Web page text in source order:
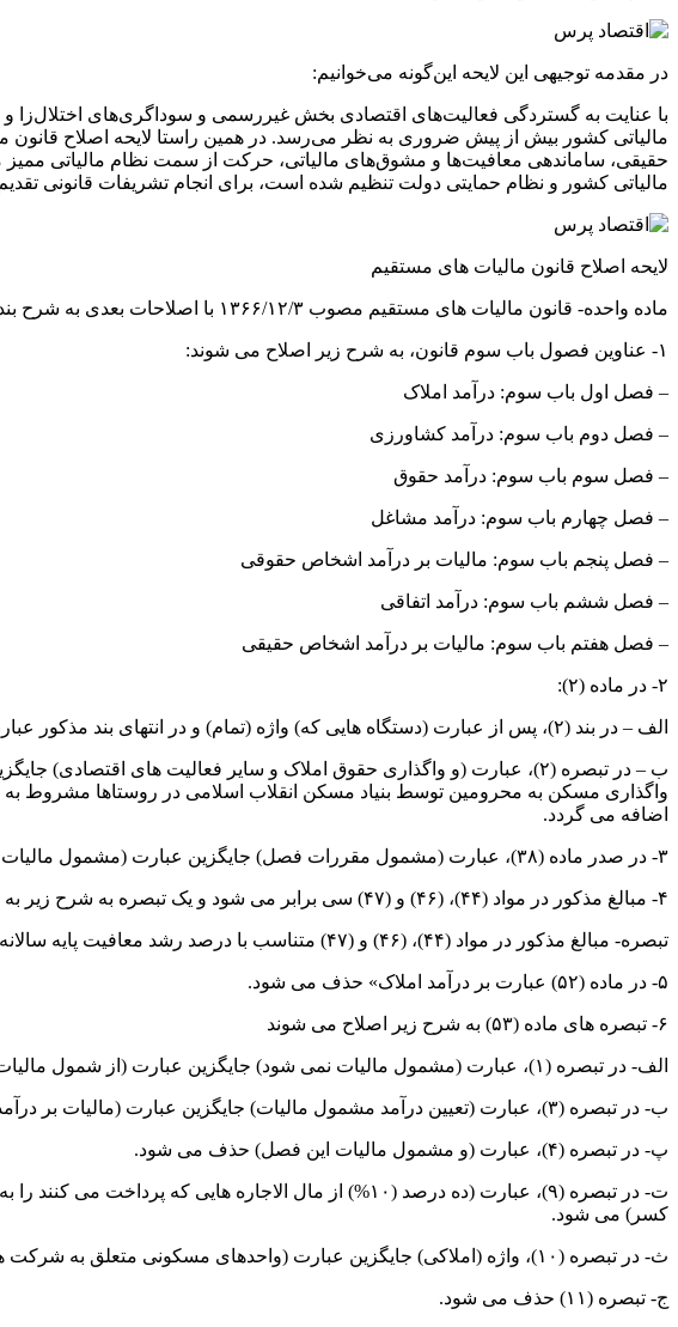
در مقدمه توجیهی این لایحه این‌گونه می‌خوانیم:
با عنایت به گستردگی فعالیت‌های اقتصادی بخش غیررسمی و سوداگری‌های اختلال‌زا و
حقیقی، ساماندهی معافیت‌ها و مشوق‌های مالیاتی، حرکت از سمت نظام مالیاتی ممیز
مالیاتی کشور و نظام حمایتی دولت تنظیم شده است، برای انجام تشریفات قانونی
لایحه اصلاح قانون مالیات های مستقیم
ماده واحده- قانون مالیات های مستقیم مصوب ۱۳۶۶/۱۲/۳ با اصلاحات بعدی به شرح بندهای زیر اصلاح می شود:
۱- عناوین فصول باب سوم قانون، به شرح زیر اصلاح می شوند:
– فصل اول باب سوم: درآمد املاک
– فصل دوم باب سوم: درآمد کشاورزی
– فصل سوم باب سوم: درآمد حقوق
– فصل چهارم باب سوم: درآمد مشاغل
– فصل پنجم باب سوم: مالیات بر درآمد اشخاص حقوقی
– فصل ششم باب سوم: درآمد اتفاقی
– فصل هفتم باب سوم: مالیات بر درآمد اشخاص حقیقی
۲- در ماده (۲):
الف – در بند (۲)، پس از عبارت (دستگاه هایی که) واژه (تمام) و در انتهای بند مذکور عبارت (مرجع تعیین دستگاه های مشمول این بند سازمان برنامه و بودجه کشور می باشد.) اضافه می شود.
اضافه می گردد.
۳- در صدر ماده (۳۸)، عبارت (مشمول مقررات فصل) جایگزین عبارت (مشمول مالیات بر) می شود.
۴- مبالغ مذکور در مواد (۴۴)، (۴۶) و (۴۷) سی برابر می شود و یک تبصره به شرح زیر به ماده (۴۷) الحاق می شود:
تبصره- مبالغ مذکور در مواد (۴۴)، (۴۶) و (۴۷) متناسب با درصد رشد معافیت پایه سالانه افزایش می یابد.
۵- در ماده (۵۲) عبارت بر درآمد املاک» حذف می شود.
۶- تبصره های ماده (۵۳) به شرح زیر اصلاح می شوند
الف- در تبصره (۱)، عبارت (مشمول مالیات نمی شود) جایگزین عبارت (از شمول مالیات موضوع این بخش خارج خواهد بود) می شود.
ب- در تبصره (۳)، عبارت (تعیین درآمد مشمول مالیات) جایگزین عبارت (مالیات بر درآمد) می شود.
پ- در تبصره (۴)، عبارت (و مشمول مالیات این فصل) حذف می شود.
ت- در تبصره (۹)، عبارت (ده درصد (۱۰%) از مال الاجاره
کسر) می شود.
ث- در تبصره (۱۰)، واژه (املاکی) جایگزین عبارت (واحدهای مسکونی متعلق به شرکت های سازنده مسکن) می شود.
ج- تبصره (۱۱) حذف می شود.